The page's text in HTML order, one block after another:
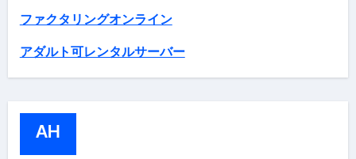
ファクタリングオンライン
アダルト可レンタルサーバー
AH